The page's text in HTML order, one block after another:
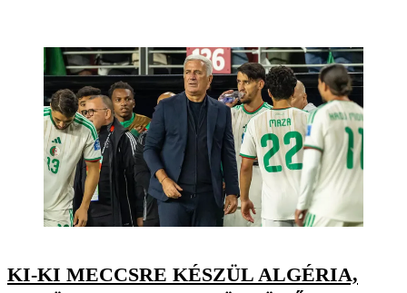
KI-KI MECCSRE KÉSZÜL ALGÉRIA,